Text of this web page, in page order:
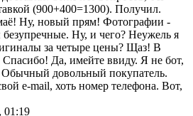
(900+400=1300). Получил.
Ну, новый прям! Фотографии -
Ну, и чего? Неужель я
за четыре цены? Щаз! В
Да, имейте ввиду. Я не бот,
довольный покупатель.
e-mail, хоть номер телефона. Вот,
01:19